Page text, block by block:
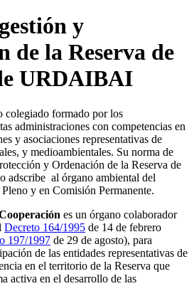
y
de la Reserva de
URDAIBAI
colegiado formado por los
administraciones con competencias en
y asociaciones representativas de
y medioambientales. Su norma de
y Ordenación de la Reserva de
adscribe al órgano ambiental del
y en Comisión Permanente.
es un órgano colaborador
Decreto 164/1995 de 14 de febrero
197/1997 de 29 de agosto), para
de las entidades representativas de
en el territorio de la Reserva que
activa en el desarrollo de las